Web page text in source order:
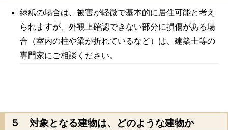
緑紙の場合は、被害が軽微で基本的に居住可能と考え
られますが、外観上確認できない部分に損傷がある場
合（室内の柱や梁が折れているなど）は、建築士等の
専門家にご相談ください。
５ 対象となる建物は、どのような建物か